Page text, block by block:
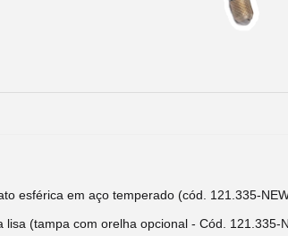
esférica em aço temperado (cód. 121.335-
lisa (tampa com orelha opcional - Cód. 121.335-